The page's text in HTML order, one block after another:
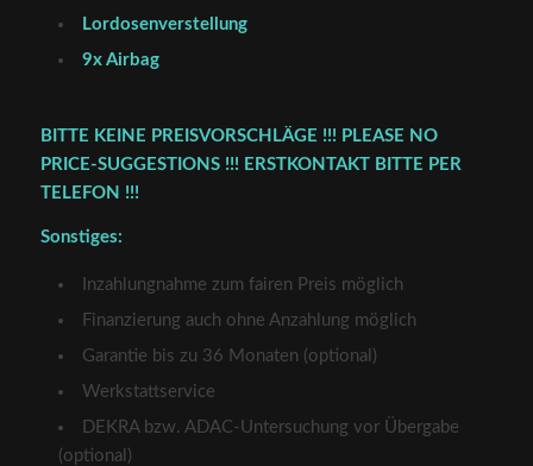
Lordosenverstellung
9x Airbag
BITTE KEINE PREISVORSCHLÄGE !!! PLEASE NO
PRICE-SUGGESTIONS !!! ERSTKONTAKT BITTE PER
TELEFON !!!
Sonstiges:
Inzahlungnahme zum fairen Preis möglich
Finanzierung auch ohne Anzahlung möglich
Garantie bis zu 36 Monaten (optional)
Werkstattservice
DEKRA bzw. ADAC-Untersuchung vor Übergabe
(optional)